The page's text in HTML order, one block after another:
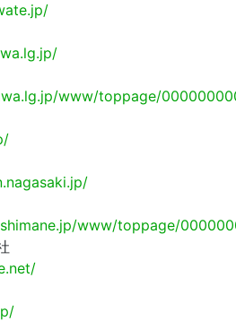
www/toppage/
www/toppage/